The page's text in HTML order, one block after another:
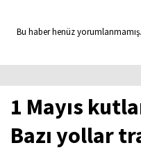
Bu haber henüz
1 Mayıs
Bazı yollar